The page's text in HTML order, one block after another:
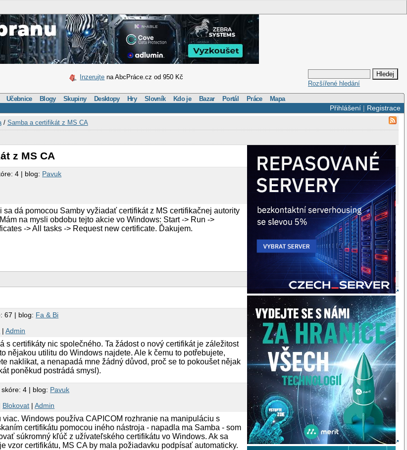
Inzerujte na AbcPráce.cz od 950 Kč
Rozšířené hledání
Učebnice Blogy Skupiny Desktopy Hry Slovník Kdo je Bazar Portál Práce Mapa
Přihlášení| Registrace
/ Samba a certifikát z MS CA
z MS CA
4 | blog: Pavuk
sa dá pomocou Samby vyžiadať certifikát z MS certifikačnej autority
na mysli obdobu tejto akcie vo Windows: Start -> Run ->
-> All tasks -> Request new certificate. Ďakujem.
67 | blog: Fa & Bi
|Admin
s certifikáty nic společného. Ta žádost o nový certifikát je záležitost
nějakou utilitu do Windows najdete. Ale k čemu to potřebujete,
naklikat, a nenapadá mne žádný důvod, proč se to pokoušet nějak
poněkud postrádá smysl).
skóre: 4 | blog: Pavuk
Blokovat |Admin
viac. Windows používa CAPICOM rozhranie na manipuláciu s
certifikátu pomocou iného nástroja - napadla ma Samba - som
súkromný kľúč z užívateľského certifikátu vo Windows. Ak sa
vzor certifikátu, MS CA by mala požiadavku podpísať automaticky.